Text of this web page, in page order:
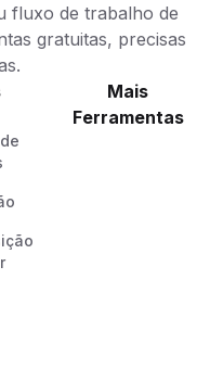
fluxo de trabalho de
gratuitas, precisas
Mais
Ferramentas